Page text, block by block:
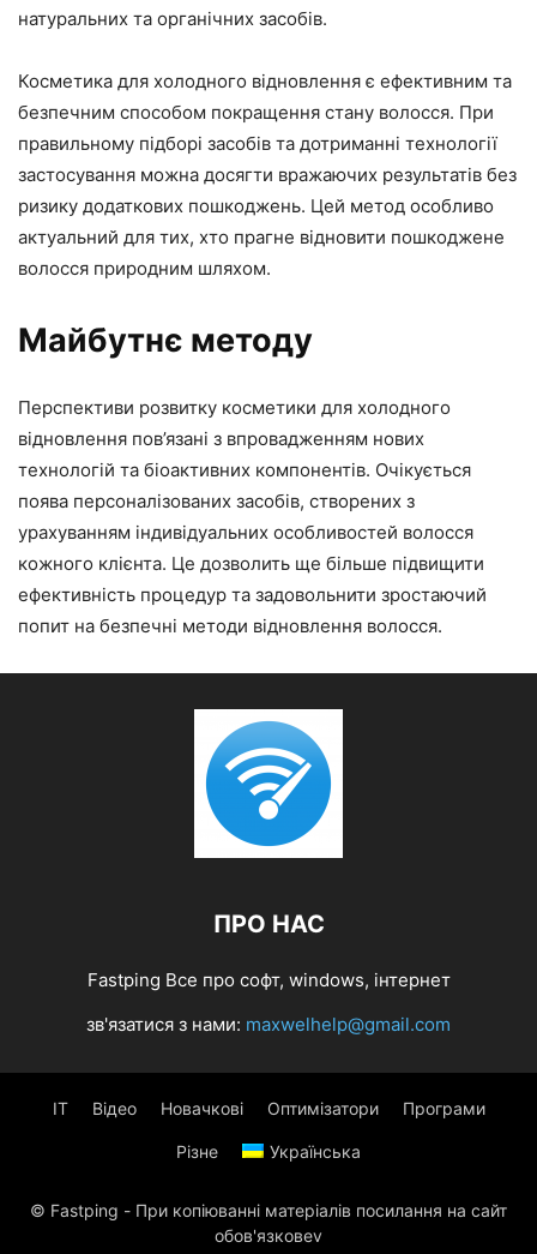
натуральних та органічних засобів.
Косметика для холодного відновлення є ефективним та
безпечним способом покращення стану волосся. При
правильному підборі засобів та дотриманні технології
застосування можна досягти вражаючих результатів без
ризику додаткових пошкоджень. Цей метод особливо
актуальний для тих, хто прагне відновити пошкоджене
волосся природним шляхом.
Майбутнє методу
Перспективи розвитку косметики для холодного
відновлення пов’язані з впровадженням нових
технологій та біоактивних компонентів. Очікується
поява персоналізованих засобів, створених з
урахуванням індивідуальних особливостей волосся
кожного клієнта. Це дозволить ще більше підвищити
ефективність процедур та задовольнити зростаючий
попит на безпечні методи відновлення волосся.
ПРО НАС
Fastping Все про софт, windows, інтернет
зв'язатися з нами: maxwelhelp@gmail.com
IT Відео Новачкові Оптимізатори Програми
Різне Українська
© Fastping - При копіюванні матеріалів посилання на сайт
обов'язковеv